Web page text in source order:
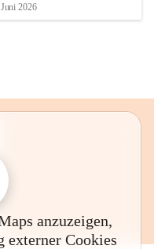
2026
anzuzeigen,
externer Cookies